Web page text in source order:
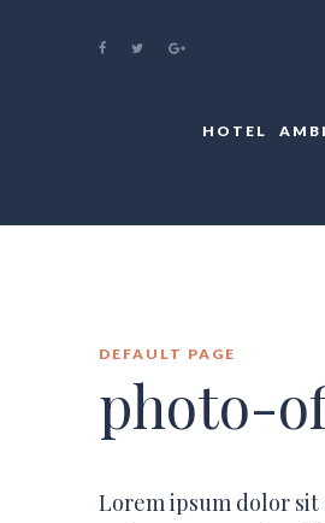
HOTEL
DEFAULT PAGE
photo-
Lorem ipsum dolor